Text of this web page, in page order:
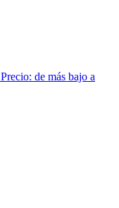
Precio: de más bajo a